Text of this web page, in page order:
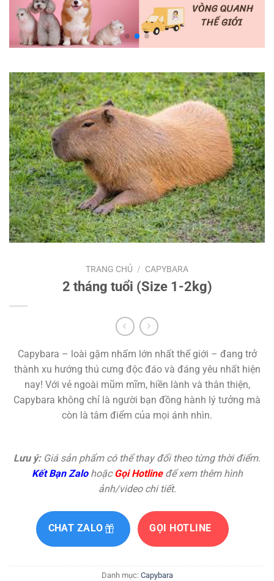
TRANG CHỦ / CAPYBARA
2 tháng tuổi (Size 1-2kg)
Capybara – loài gặm nhấm lớn nhất thế giới – đang trở
thành xu hướng thú cưng độc đáo và đáng yêu nhất hiện
nay! Với vẻ ngoài mũm mĩm, hiền lành và thân thiện,
Capybara không chỉ là người bạn đồng hành lý tưởng mà
còn là tâm điểm của mọi ánh nhìn.
Lưu ý:Giá sản phẩm có thể thay đổi theo từng thời điểm.
Kết Bạn ZalohoặcGọi Hotlineđể xem thêm hình
ảnh/video chi tiết.
CHAT ZALO GỌI HOTLINE
Danh mục: Capybara